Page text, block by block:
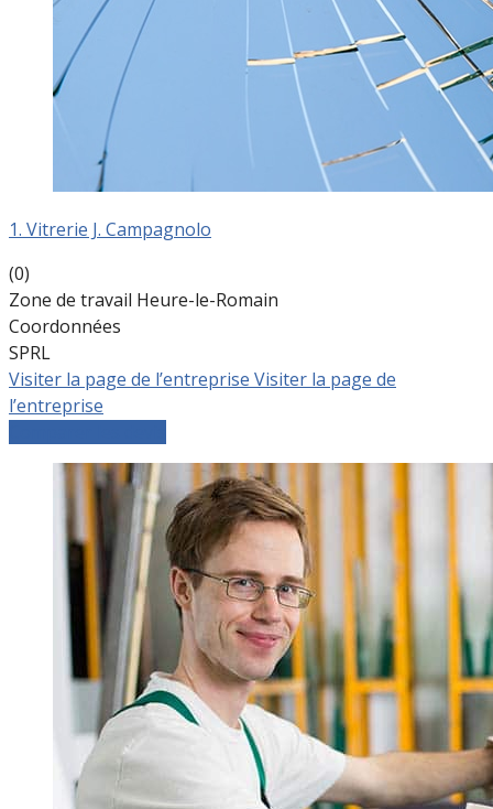
1. Vitrerie J. Campagnolo
(0)
Zone de travail Heure-le-Romain
Coordonnées
SPRL
Visiter la page de l’entreprise Visiter la page de
l’entreprise